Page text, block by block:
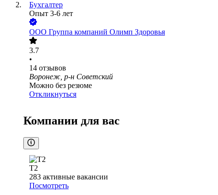
Бухгалтер
Опыт 3-6 лет
ООО Группа компаний Олимп Здоровья
3.7
•
14 отзывов
Воронеж, р-н Советский
Можно без резюме
Откликнуться
Компании для вас
T2
283 активные вакансии
Посмотреть